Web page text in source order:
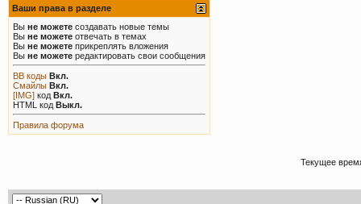
Ваши права в разделе
Вы не можете создавать новые темы
Вы не можете отвечать в темах
Вы не можете прикреплять вложения
Вы не можете редактировать свои сообщения
BB коды Вкл.
Смайлы Вкл.
[IMG] код Вкл.
HTML код Выкл.
Правила форума
Текущее